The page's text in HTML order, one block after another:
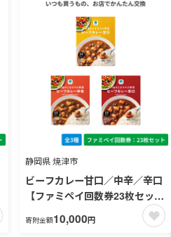
静岡県 焼津市
ビーフカレー甘口／中辛／辛口
【ファミペイ回数券23枚セッ
寄附金額10,000円